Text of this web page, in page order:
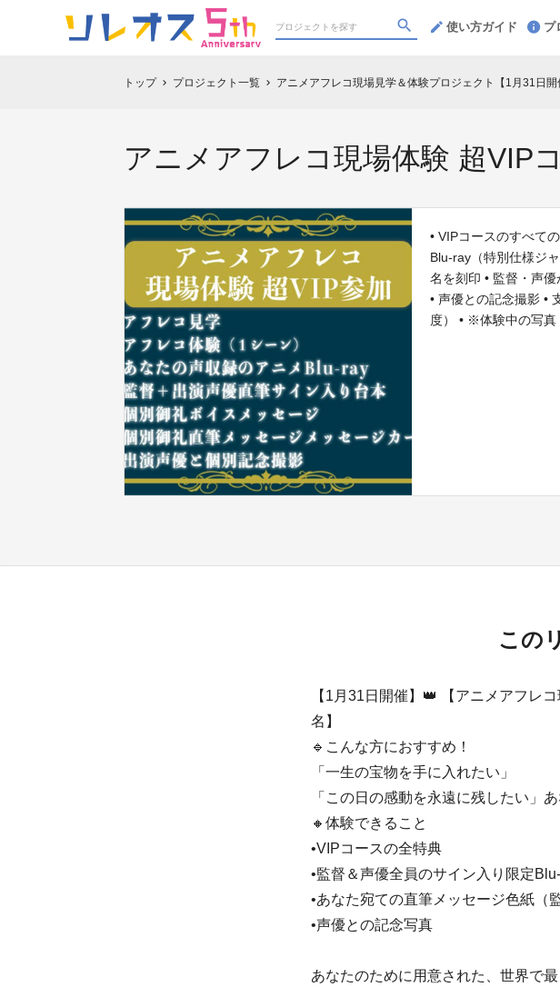
使い方ガイド プ
トップ chevron_right プロジェクト一覧 chevron_right アニメアフレコ現場見学＆体験プロジェクト【1月31日開
アニメアフレコ現場体験 超VIP
• VIPコースのすべて
Blu-ray（特別仕様ジ
名を刻印 • 監督・声
• 声優との記念撮影 •
度） • ※体験中の写真
この
【1月31日開催】👑 【アニメアフレ
名】
🔹こんな方におすすめ！
「一生の宝物を手に入れたい」
「この日の感動を永遠に残したい」あ
🔸体験できること
•VIPコースの全特典
•監督＆声優全員のサイン入り限定
•あなた宛ての直筆メッセージ色紙（
•声優との記念写真
あなたのために用意された、世界で